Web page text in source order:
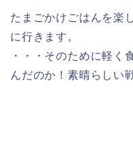
たまごかけごはんを楽
に行きます。
・・・そのために軽く
んだのか！素晴らしい